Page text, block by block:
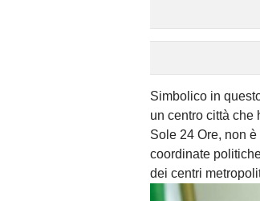
Simbolico in
un centro città che
Sole 24 Ore, non
coordinate
dei centri